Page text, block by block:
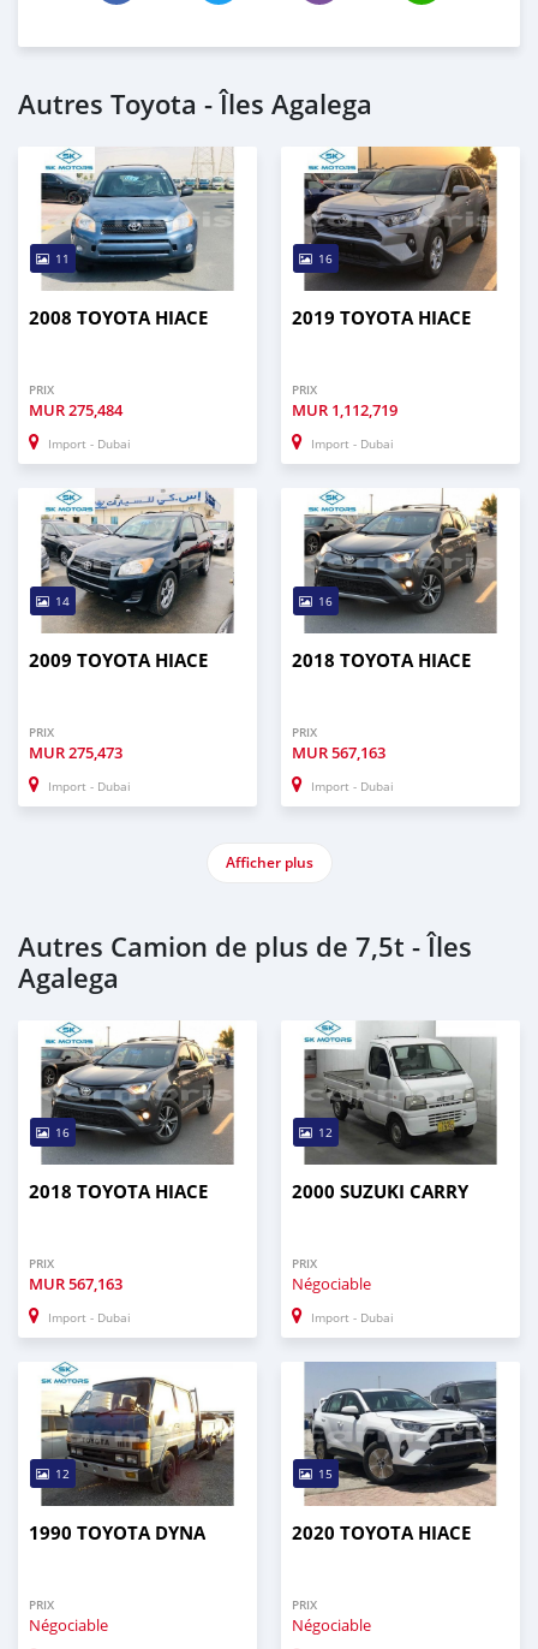
Autres Toyota - Îles Agalega
11
2008 TOYOTA HIACE
PRIX
MUR275,484
Import - Dubai
16
2019 TOYOTA HIACE
PRIX
MUR 1,112,719
Import - Dubai
14
2009 TOYOTA HIACE
PRIX
MUR275,473
Import - Dubai
16
2018 TOYOTA HIACE
PRIX
MUR567,163
Import - Dubai
Afficher plus
Autres Camion de plus de 7,5t - Îles
Agalega
16
2018 TOYOTA HIACE
PRIX
MUR567,163
Import - Dubai
12
2000 SUZUKI CARRY
PRIX
Négociable
Import - Dubai
12
1990 TOYOTA DYNA
PRIX
Négociable
15
2020 TOYOTA HIACE
PRIX
Négociable